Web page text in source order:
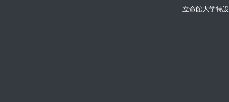
立命館大学特